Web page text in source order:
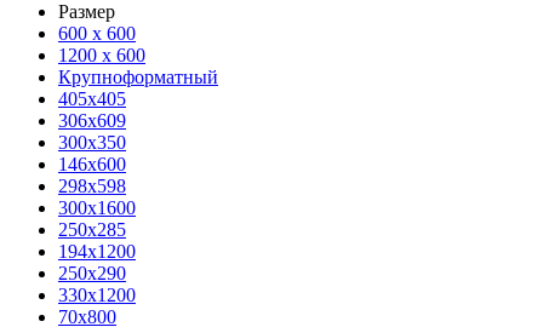
Размер
600 х 600
1200 х 600
Крупноформатный
405x405
306x609
300x350
146x600
298x598
300x1600
250x285
194x1200
250x290
330x1200
70x800